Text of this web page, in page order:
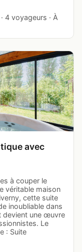
4 voyageurs · À
avec
à couper le
véritable maison
cette suite
inoubliable dans
devient une œuvre
Le
: Suite